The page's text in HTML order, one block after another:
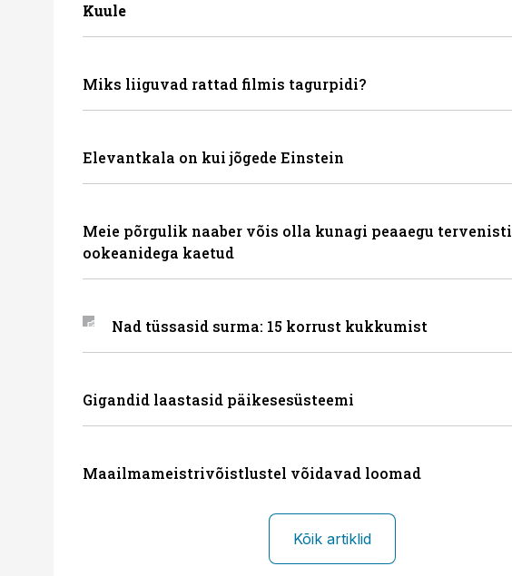
Kuule
Miks liiguvad rattad filmis tagurpidi?
Elevantkala on kui jõgede Einstein
Meie põrgulik naaber võis olla kunagi peaaegu tervenisti
ookeanidega kaetud
Nad tüssasid surma: 15 korrust kukkumist
Gigandid laastasid päikesesüsteemi
Maailmameistrivõistlustel võidavad loomad
Kõik artiklid